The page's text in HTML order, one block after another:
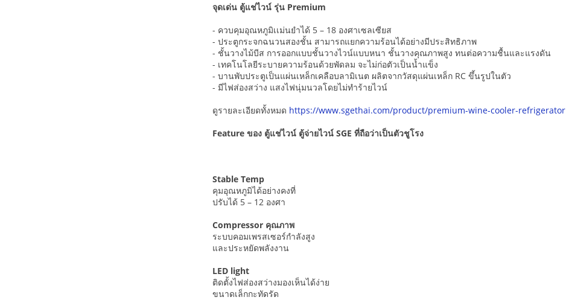
จุดเด่น ตู้แช่ไวน์ รุ่น Premium
- ควบคุมอุณหภูมิเเม่นยำได้ 5 – 18 องศาเซลเซียส
- ประตูกระจกฉนวนสองชั้น สามารถแยกความร้อนได้อย่างมีประสิทธิภาพ
- ชั้นวางไม้บีส การออกแบบชั้นวางไวน์แบบหนา ชั้นวางคุณภาพสูง ทนต่อความชื้นและแรงดัน
- เทคโนโลยีระบายความร้อนด้วยพัดลม จะไม่ก่อตัวเป็นน้ำแข็ง
- บานพับประตูเป็นแผ่นเหล็กเคลือบลามิเนต ผลิตจากวัสดุแผ่นเหล็ก RC ขึ้นรูปในตัว
- มีไฟส่องสว่าง แสงไฟนุ่มนวลโดยไม่ทำร้ายไวน์
ดูรายละเอียดทั้งหมด https://www.sgethai.com/product/premium-wine-cooler-refrigerator
Feature ของ ตู้แช่ไวน์ ตู้จ่ายไวน์ SGE ที่ถือว่าเป็นตัวชูโรง
Stable Temp
คุมอุณหภูมิได้อย่างคงที่
ปรับได้ 5 – 12 องศา
Compressor คุณภาพ
ระบบคอมเพรสเซอร์กำลังสูง
และประหยัดพลังงาน
LED light
ติดตั้งไฟส่องสว่างมองเห็นได้ง่าย
ขนาดเล็กกะทัดรัด